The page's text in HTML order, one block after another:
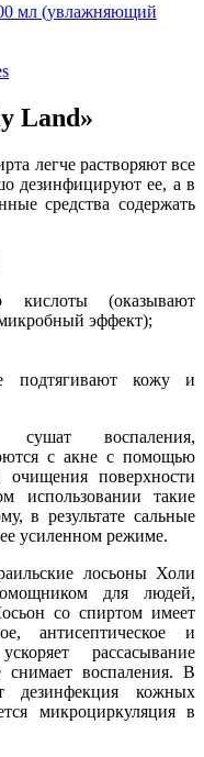
мл (увлажняющий
Land»
легче растворяют все
дезинфицируют ее, а в
средства содержать
кислоты (оказывают
эффект);
подтягивают кожу и
воспаления,
с акне с помощью
поверхности
использовании такие
в результате сальные
усиленном режиме.
лосьоны Холи
для людей,
со спиртом имеет
антисептическое и
рассасывание
воспаления. В
дезинфекция кожных
микроциркуляция в